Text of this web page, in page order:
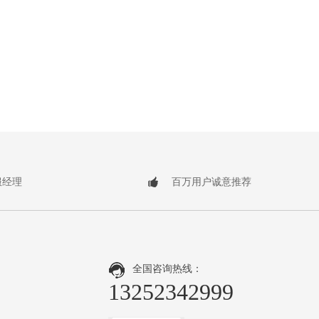
理 百万用户诚意推荐
全国咨询热线：
13252342999